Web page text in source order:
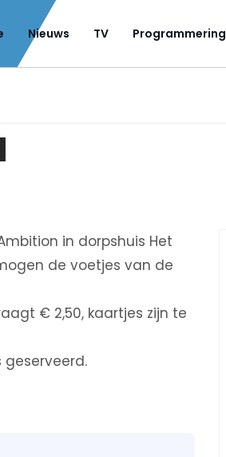
Nieuws TV Programmering
in dorpshuis Het
de voetjes van de
€ 2,50, kaartjes zijn te
geserveerd.